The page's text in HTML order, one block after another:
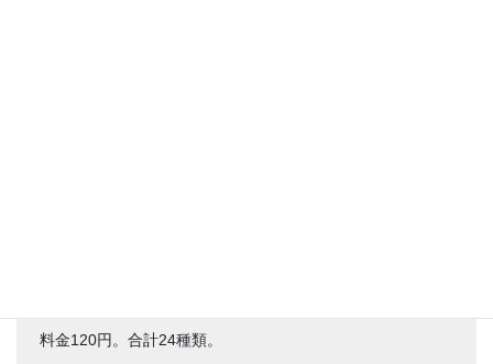
料金120円。合計24種類。